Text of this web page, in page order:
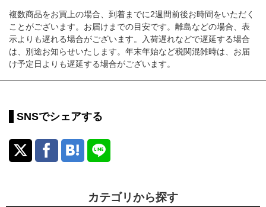
複数商品をお買上の場合、到着までに2週間前後お時間をいただく
ことがございます。お届けまでの目安です。離島などの場合、表
示よりも遅れる場合がございます。入荷遅れなどで遅延する場合
は、別途お知らせいたします。年末年始など税関混雑時は、お届
け予定日よりも遅延する場合がございます。
SNSでシェアする
カテゴリから探す